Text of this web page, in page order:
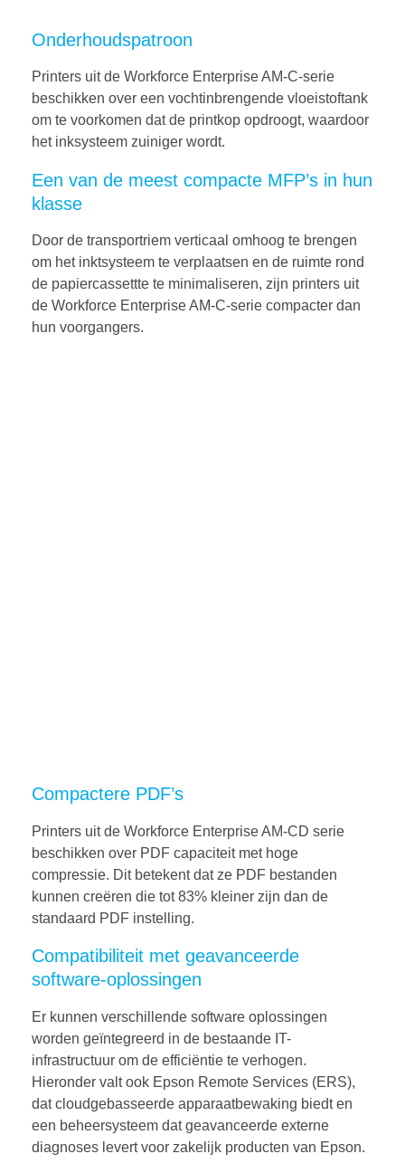
Onderhoudspatroon
Printers uit de Workforce Enterprise AM-C-serie
beschikken over een vochtinbrengende vloeistoftank
om te voorkomen dat de printkop opdroogt, waardoor
het inksysteem zuiniger wordt.
Een van de meest compacte MFP’s in hun
klasse
Door de transportriem verticaal omhoog te brengen
om het inktsysteem te verplaatsen en de ruimte rond
de papiercassettte te minimaliseren, zijn printers uit
de Workforce Enterprise AM-C-serie compacter dan
hun voorgangers.
Compactere PDF’s
Printers uit de Workforce Enterprise AM-CD serie
beschikken over PDF capaciteit met hoge
compressie. Dit betekent dat ze PDF bestanden
kunnen creëren die tot 83% kleiner zijn dan de
standaard PDF instelling.
Compatibiliteit met geavanceerde
software-oplossingen
Er kunnen verschillende software oplossingen
worden geïntegreerd in de bestaande IT-
infrastructuur om de efficiëntie te verhogen.
Hieronder valt ook Epson Remote Services (ERS),
dat cloudgebasseerde apparaatbewaking biedt en
een beheersysteem dat geavanceerde externe
diagnoses levert voor zakelijk producten van Epson.